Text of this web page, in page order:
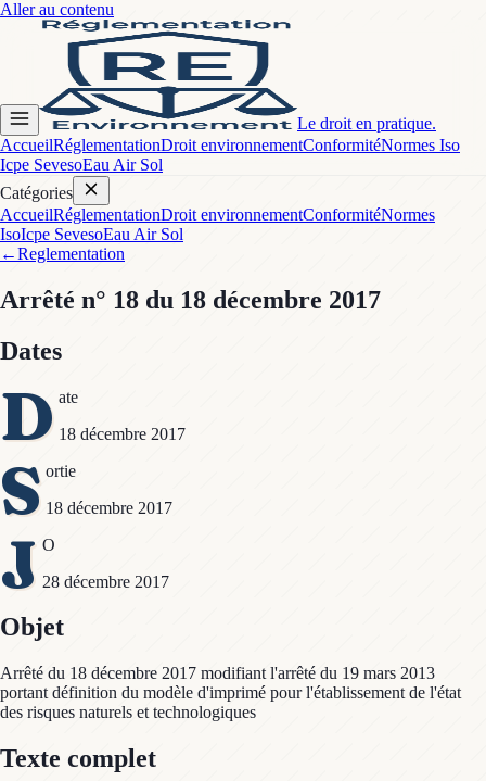
Aller au contenu
Le droit en pratique.
AccueilRéglementationDroit environnementConformitéNormes Iso
Icpe SevesoEau Air Sol
Catégories
AccueilRéglementationDroit environnementConformitéNormes
IsoIcpe SevesoEau Air Sol
←Reglementation
Arrêté n° 18 du 18 décembre 2017
Dates
D ate
18 décembre 2017
S ortie
18 décembre 2017
J O
28 décembre 2017
Objet
Arrêté du 18 décembre 2017 modifiant l'arrêté du 19 mars 2013
portant définition du modèle d'imprimé pour l'établissement de l'état
des risques naturels et technologiques
Texte complet